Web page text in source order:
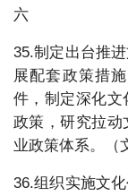
六
35.制定出台推
展配套政策措
件，制定深化文
政策，研究拉动
业政策体系。（
36.组织实施文